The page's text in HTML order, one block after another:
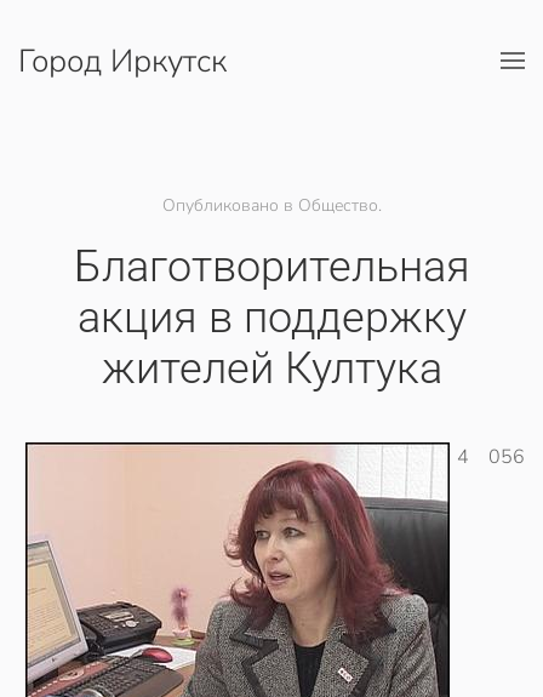
Перейти к содержимому
Город Иркутск
Опубликовано в Общество.
Благотворительная
акция в поддержку
жителей Култука
4 056